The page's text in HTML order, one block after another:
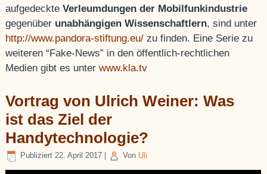
aufgedeckteVerleumdungen der Mobilfunkindustrie
gegenüber unabhängigen Wissenschaftlern, sind unter
http://www.pandora-stiftung.eu/ zu finden. Eine Serie zu
weiteren “Fake-News” in den öffentlich-rechtlichen
Medien gibt es unterwww.kla.tv
Vortrag von Ulrich Weiner: Was
ist das Ziel der
Handytechnologie?
Publiziert 22. April 2017 Von Uli